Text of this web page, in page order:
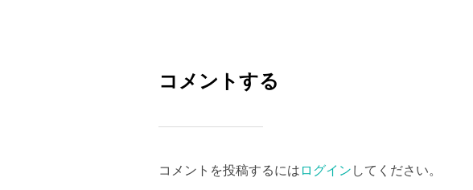
コメントする
コメントを投稿するには ログイン してください。